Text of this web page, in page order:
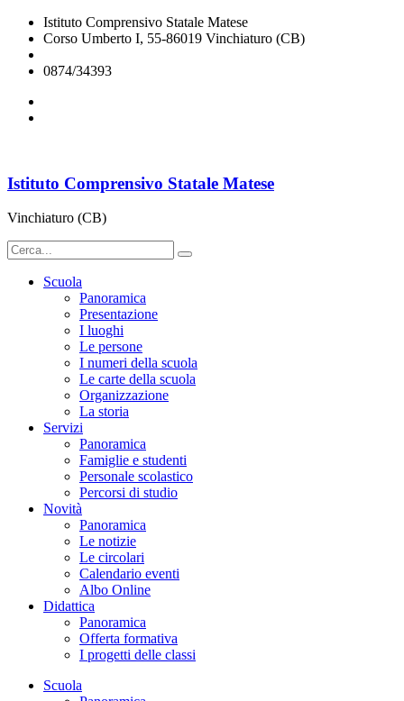
Istituto Comprensivo Statale Matese
Corso Umberto I, 55-86019 Vinchiaturo (CB)
0874/34393
Istituto Comprensivo Statale Matese
Vinchiaturo (CB)
Scuola
Panoramica
Presentazione
I luoghi
Le persone
I numeri della scuola
Le carte della scuola
Organizzazione
La storia
Servizi
Panoramica
Famiglie e studenti
Personale scolastico
Percorsi di studio
Novità
Panoramica
Le notizie
Le circolari
Calendario eventi
Albo Online
Didattica
Panoramica
Offerta formativa
I progetti delle classi
Scuola